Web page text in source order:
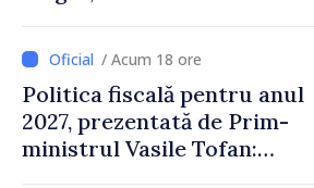
/ Acum 18 ore
Politica fiscală pentru anul
2027, prezentată de Prim-
ministrul Vasile Tofan: